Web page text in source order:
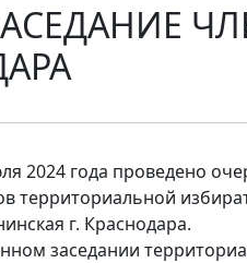
2024 года проведено
территориальной
г. Краснодара.
заседании